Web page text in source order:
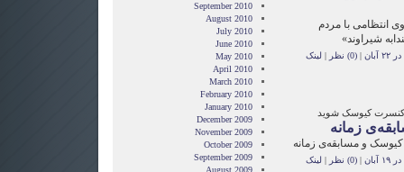
انتظامی با مردم
شيراوند»
|(0) نظر | لینک
کنسرت کیوسک شوید
زمانه
کیوسک و مسابقه‌ی زمانه
|(0) نظر | لینک
September 2010
August 2010
July 2010
June 2010
May 2010
April 2010
March 2010
February 2010
January 2010
December 2009
November 2009
October 2009
September 2009
August 2009